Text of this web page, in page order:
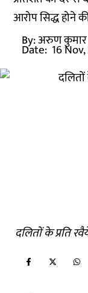
आरोप सिद्ध होने
By:अरुण कुमार
Date: 16
दलितों के प्रति